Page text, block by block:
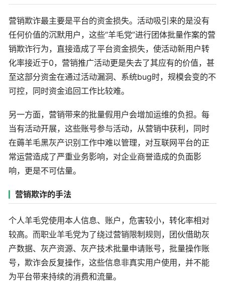
营销欺诈最主要是平台的资金损失。活动吸引来的是没有
任何价值的沉默用户，这些“羊毛党”进行团体批量作案的营
销欺诈行为，直接造成了平台资金损失，使活动新用户转
化率接近于0，营销推广活动更是失去了其应有的价值，甚
至这部分资金在通过活动漏洞、系统bug时，规模会变的不
可控，同时资金追回工作比较难。
另一方面，营销带来的批量假用户会增加运维的负担。每
当有活动开展，这些账号参与活动，从营销中获利，同时
在薅羊毛黑灰产识别工作中难以管理，对互联网平台的正
常运营造成了严重业务影响，对企业商誉造成的负面影
响，更是不可估量。
营销欺诈的手法
个人羊毛党使用本人信息、账户，危害较小，转化率相对
较高。而职业羊毛党为了绕过营销限制规则，团伙借助灰
产数据、灰产资源、灰产技术批量申请账号，批量操作账
号，欺诈会反复操作，这些信息非真实用户使用，并不能
为平台带来持续的消费和流量。